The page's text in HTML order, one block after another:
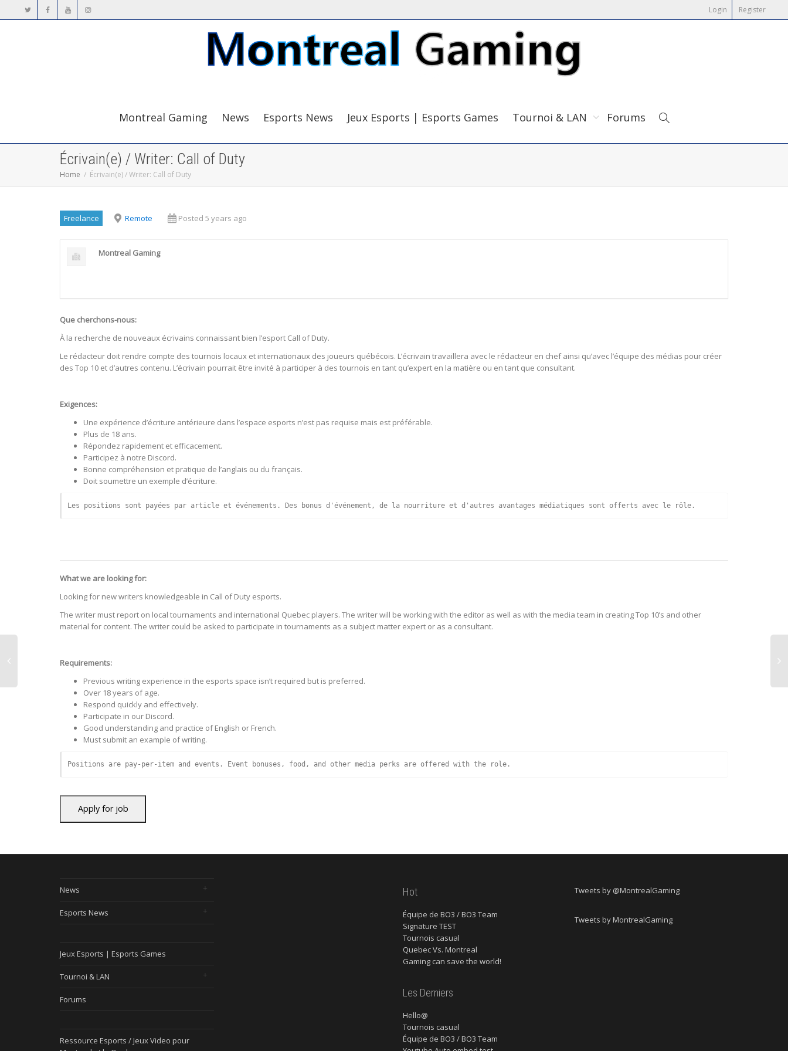
Login Register
Montreal Gaming News Esports News Jeux Esports | Esports Games Tournoi & LAN Forums
Écrivain(e) / Writer: Call of Duty
Home Écrivain(e) / Writer: Call of Duty
Freelance Remote Posted 5 years ago
Montreal Gaming
Que cherchons-nous:
À la recherche de nouveaux écrivains connaissant bien l’esport Call of Duty.
Le rédacteur doit rendre compte des tournois locaux et internationaux des joueurs québécois. L’écrivain travaillera avec le rédacteur en chef ainsi qu’avec l’équipe des médias pour créer
des Top 10 et d’autres contenu. L’écrivain pourrait être invité à participer à des tournois en tant qu’expert en la matière ou en tant que consultant.
Exigences:
Une expérience d’écriture antérieure dans l’espace esports n’est pas requise mais est préférable.
Plus de 18 ans.
Répondez rapidement et efficacement.
Participez à notre Discord.
Bonne compréhension et pratique de l’anglais ou du français.
Doit soumettre un exemple d’écriture.
Les positions sont payées par article et événements. Des bonus d'événement, de la nourriture et d'autres avantages médiatiques sont offerts avec le rôle.
What we are looking for:
Looking for new writers knowledgeable in Call of Duty esports.
The writer must report on local tournaments and international Quebec players. The writer will be working with the editor as well as with the media team in creating Top 10’s and other
material for content. The writer could be asked to participate in tournaments as a subject matter expert or as a consultant.
Requirements:
Previous writing experience in the esports space isn’t required but is preferred.
Over 18 years of age.
Respond quickly and effectively.
Participate in our Discord.
Good understanding and practice of English or French.
Must submit an example of writing.
Positions are pay-per-item and events. Event bonuses, food, and other media perks are offered with the role.
News
Esports News
Jeux Esports | Esports Games
Tournoi & LAN
Forums
Ressource Esports / Jeux Video pour
Hot
Équipe de BO3 / BO3 Team
Signature TEST
Tournois casual
Quebec Vs. Montreal
Gaming can save the world!
Les Derniers
Hello@
Tournois casual
Équipe de BO3 / BO3 Team
Tweets by @MontrealGaming
Tweets by MontrealGaming